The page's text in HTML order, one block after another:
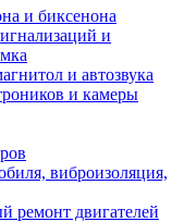
и биксенона
и
и автозвука
и камеры
виброизоляция,
ремонт двигателей